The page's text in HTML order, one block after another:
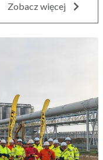
Zobacz więcej